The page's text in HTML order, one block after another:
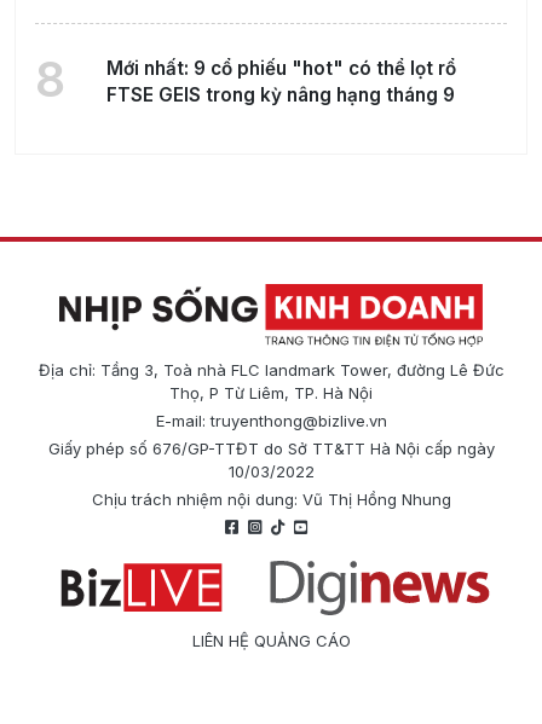
8
Mới nhất: 9 cổ phiếu "hot" có thể lọt rổ
FTSE GEIS trong kỳ nâng hạng tháng 9
Địa chỉ: Tầng 3, Toà nhà FLC landmark Tower, đường Lê Đức
Thọ, P Từ Liêm, TP. Hà Nội
E-mail:truyenthong@bizlive.vn
Giấy phép số 676/GP-TTĐT do Sở TT&TT Hà Nội cấp ngày
10/03/2022
Chịu trách nhiệm nội dung: Vũ Thị Hồng Nhung
LIÊN HỆ QUẢNG CÁO